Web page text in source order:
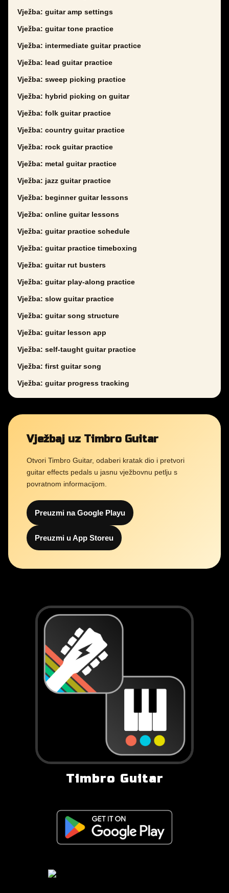
Vježba: guitar amp settings
Vježba: guitar tone practice
Vježba: intermediate guitar practice
Vježba: lead guitar practice
Vježba: sweep picking practice
Vježba: hybrid picking on guitar
Vježba: folk guitar practice
Vježba: country guitar practice
Vježba: rock guitar practice
Vježba: metal guitar practice
Vježba: jazz guitar practice
Vježba: beginner guitar lessons
Vježba: online guitar lessons
Vježba: guitar practice schedule
Vježba: guitar practice timeboxing
Vježba: guitar rut busters
Vježba: guitar play-along practice
Vježba: slow guitar practice
Vježba: guitar song structure
Vježba: guitar lesson app
Vježba: self-taught guitar practice
Vježba: first guitar song
Vježba: guitar progress tracking
Vježbaj uz Timbro Guitar
Otvori Timbro Guitar, odaberi kratak dio i pretvori
guitar effects pedals u jasnu vježbovnu petlju s
povratnom informacijom.
Preuzmi na Google Playu
Preuzmi u App Storeu
Timbro Guitar